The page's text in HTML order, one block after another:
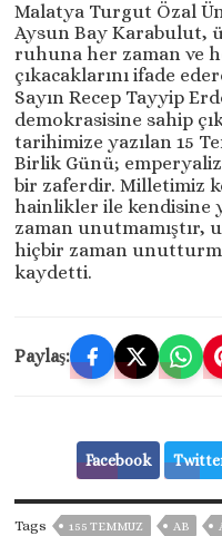
Malatya Turgut Özal
Aysun Bay Karabulut,
ruhuna her zaman ve
çıkacaklarını ifade
Sayın Recep Tayyip
demokrasisine sahip
tarihimize yazılan 15
Birlik Günü;
bir zaferdir. Milletimiz
hainlikler ile kendisine
zaman unutmamıştır,
hiçbir zaman
kaydetti.
Paylaş:
Facebook
Tags 155 TEMMUZ AB